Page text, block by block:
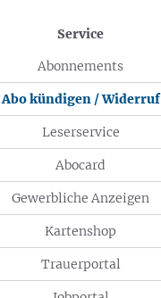
Service
Abonnements
Abo kündigen / Widerruf
Leserservice
Abocard
Gewerbliche Anzeigen
Kartenshop
Trauerportal